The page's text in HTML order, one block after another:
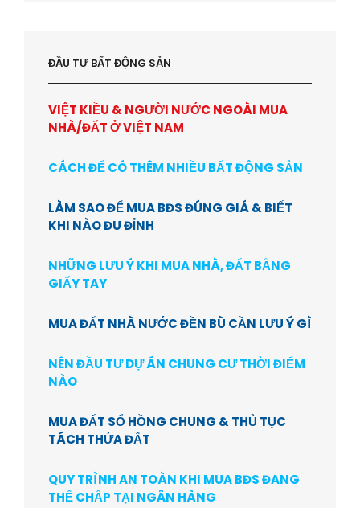
ĐẦU TƯ BẤT ĐỘNG SẢN
VIỆT KIỀU & NGƯỜI NƯỚC NGOÀI MUA
NHÀ/ĐẤT Ở VIỆT NAM
CÁCH ĐỂ CÓ THÊM NHIỀU BẤT ĐỘNG SẢN
LÀM SAO ĐỂ MUA BĐS ĐÚNG GIÁ & BIẾT
KHI NÀO ĐU ĐỈNH
NHỮNG LƯU Ý KHI MUA NHÀ, ĐẤT BẰNG
GIẤY TAY
MUA ĐẤT NHÀ NƯỚC ĐỀN BÙ CẦN LƯU Ý GÌ
NÊN ĐẦU TƯ DỰ ÁN CHUNG CƯ THỜI ĐIỂM
NÀO
MUA ĐẤT SỔ HỒNG CHUNG & THỦ TỤC
TÁCH THỬA ĐẤT
QUY TRÌNH AN TOÀN KHI MUA BĐS ĐANG
THẾ CHẤP TẠI NGÂN HÀNG